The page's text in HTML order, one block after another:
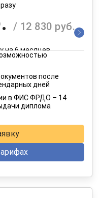
/ 12 830 руб.
на 6 месяцев
на 12 месяцев
после
дней
в ФИС ФРДО – 14
диплома